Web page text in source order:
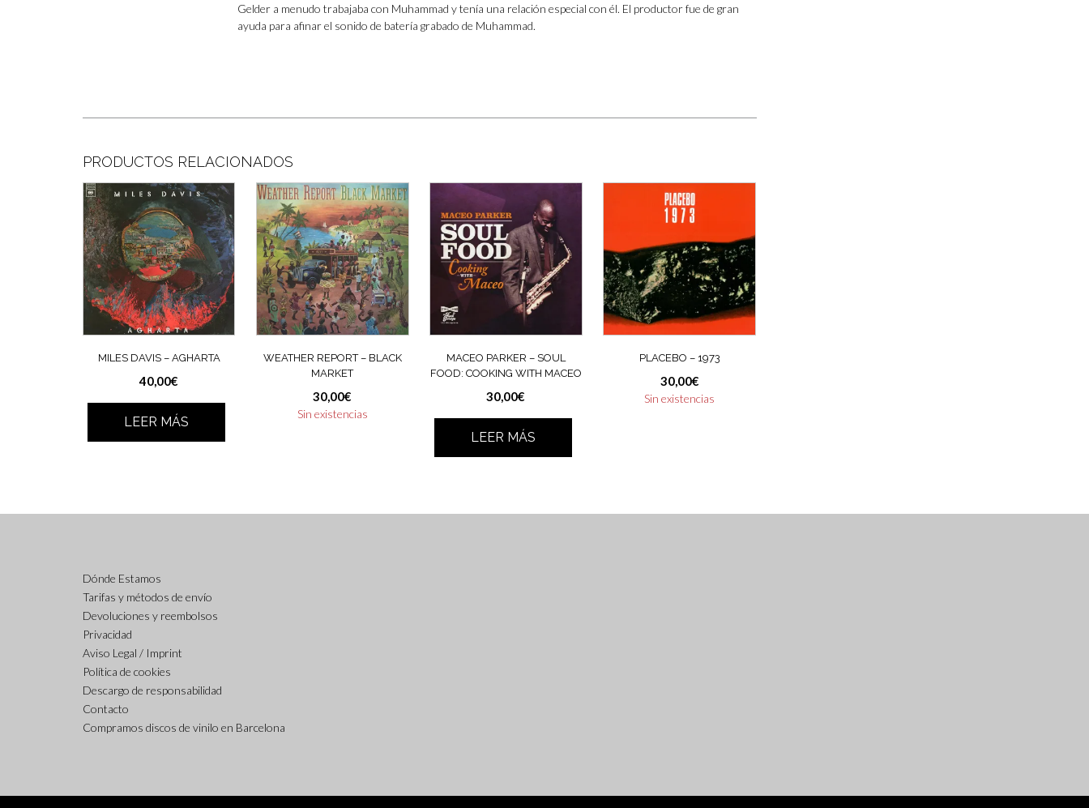
Gelder a menudo trabajaba con Muhammad y tenía una relación especial con él. El productor fue de gran
ayuda para afinar el sonido de batería grabado de Muhammad.
PRODUCTOS RELACIONADOS
MILES DAVIS – AGHARTA
40,00€
LEER MÁS
WEATHER REPORT – BLACK
MARKET
30,00€
Sin existencias
MACEO PARKER ‎– SOUL
FOOD: COOKING WITH MACEO
30,00€
LEER MÁS
PLACEBO – 1973
30,00€
Sin existencias
Dónde Estamos
Tarifas y métodos de envío
Devoluciones y reembolsos
Privacidad
Aviso Legal / Imprint
Política de cookies
Descargo de responsabilidad
Contacto
Compramos discos de vinilo en Barcelona